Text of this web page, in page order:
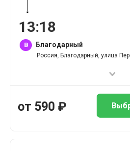
13:18
B Благодарный
Россия, Благодарный, улица
от 590 ₽